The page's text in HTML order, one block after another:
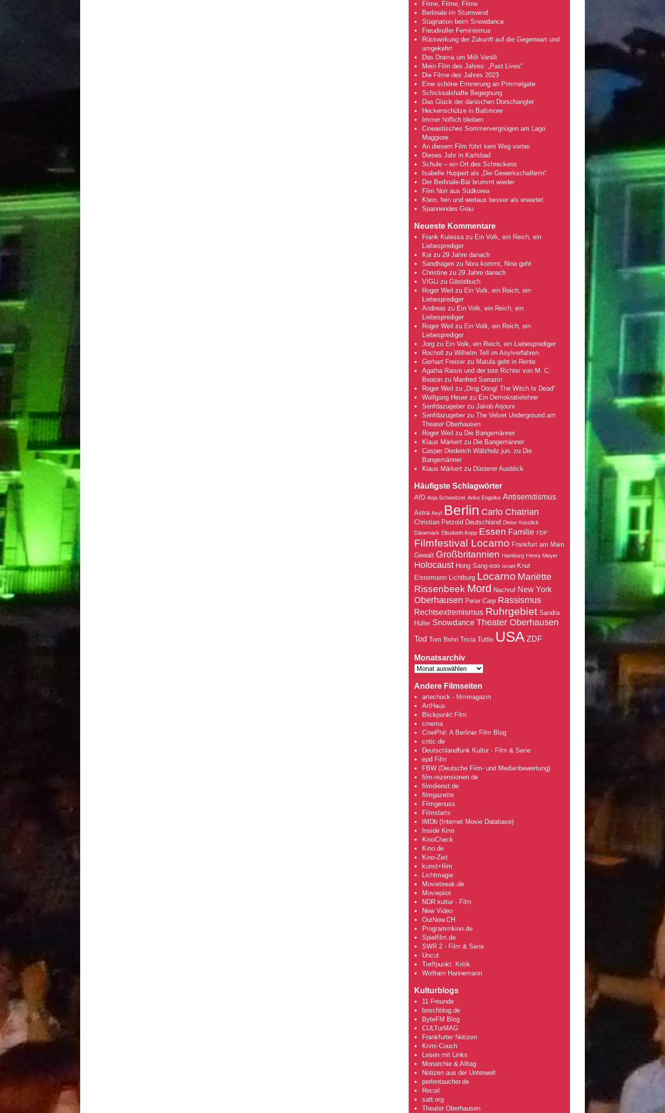
Filme, Filme, Filme
Berlinale im Sturmwind
Stagnation beim Snowdance
Freudvoller Feminismus
Rückwirkung der Zukunft auf die Gegenwart und
umgekehrt
Das Drama um Milli Vanilli
Mein Film des Jahres: „Past Lives“
Die Filme des Jahres 2023
Eine schöne Erinnerung an Pimmelgate
Schicksalshafte Begegnung
Das Glück der dänischen Dorschangler
Heckenschütze in Baltimore
Immer höflich bleiben
Cineastisches Sommervergnügen am Lago
Maggiore
An diesem Film führt kein Weg vorbei
Dieses Jahr in Karlsbad
Schule – ein Ort des Schreckens
Isabelle Huppert als „Die Gewerkschafterin“
Der Berlinale-Bär brummt wieder
Film Noir aus Südkorea
Klein, fein und weitaus besser als erwartet
Spannendes Grau
Neueste Kommentare
Frank Kulessazu Ein Volk, ein Reich, ein
Liebesprediger
Kai zu 29 Jahre danach
Sandhagenzu Nora kommt, Nina geht
Christinezu 29 Jahre danach
VIGLi zu Gästebuch
Roger Weil zu Ein Volk, ein Reich, ein
Liebesprediger
Andreas zu Ein Volk, ein Reich, ein
Liebesprediger
Roger Weil zu Ein Volk, ein Reich, ein
Liebesprediger
Jorgzu Ein Volk, ein Reich, ein Liebesprediger
Rocholl
zu Wilhelm Tell im Asylverfahren
Gerhart Freiserzu Matula geht in Rente
Agatha Raisin und der tote Richter von M. C.
Beatonzu Manfred Sarrazin
Roger Weil zu „Ding Dong! The Witch Is Dead“
Wolfgang Heuerzu Ein Demokratielehrer
Senfdazugeberzu Jakob Arjouni
Senfdazugeberzu The Velvet Underground am
Theater Oberhausen
Roger Weil zu Die Bangemänner
Klaus Märkertzu Die Bangemänner
Casper Diederich Wälzholz jun. zu Die
Bangemänner
Klaus Märkertzu Düsterer Ausblick
Häufigste Schlagwörter
AfD Anja Schweitzer Anke Engelke Antisemitismus
Astra Asyl Berlin Carlo Chatrian
Christian Petzold Deutschland Dieter Kosslick
Dänemark Elisabeth Kopp Essen Familie FDP
Filmfestival Locarno Frankfurt am Main
Gewalt Großbritannien Hamburg Henry Meyer
Holocaust Hong Sang-soo Israel Knut
Elstermann Lichtburg Locarno Mariëtte
Rissenbeek Mord Nachruf New York
Oberhausen Peter Carp Rassismus
Rechtsextremismus Ruhrgebiet Sandra
Hüller Snowdance Theater Oberhausen
Tod Tom Bohn Tricia Tuttle USA ZDF
Monatsarchiv
Andere Filmseiten
artechock - filmmagazin
ArtHaus
Blickpunkt:Film
cinema
CinePhil: A Berliner Film Blog
critic.de
Deutschlandfunk Kultur - Film & Serie
epd Film
FBW (Deutsche Film- und Medienbewertung)
film-rezensionen.de
filmdienst.de
filmgazette
Filmgenuss
Filmstarts
IMDb (Internet Movie Database)
Inside Kino
KinoCheck
Kino.de
Kino-Zeit
kunst+film
Lichtmagie
Moviebreak.de
Moviepilot
NDR kultur - Film
New Video
OutNow.CH
Programmkino.de
Spielfilm.de
SWR 2 - Film & Serie
Uncut
Treffpunkt: Kritik
Wolfram Hannemann
Kulturblogs
11 Freunde
boschblog.de
ByteFM Blog
CULTurMAG
Frankfurter Notizen
Krimi-Couch
Lesen mit Links
Monarchie & Alltag
Notizen aus der Unterwelt
perlentaucher.de
Recoil
satt.org
Theater Oberhausen